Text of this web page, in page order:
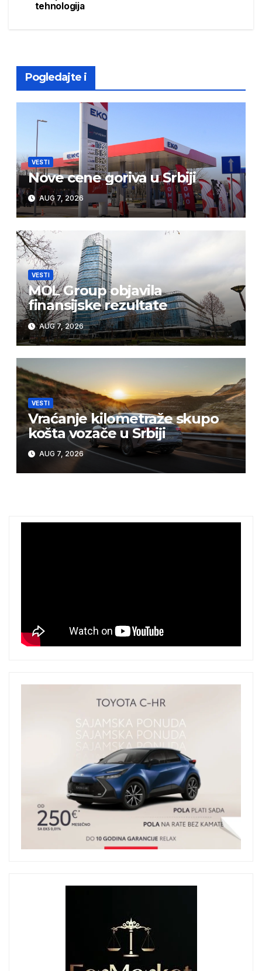
tehnologija
Pogledajte i
VESTI
Nove cene goriva u Srbiji
AUG 7, 2026
VESTI
MOL Group objavila
finansijske rezultate
AUG 7, 2026
VESTI
Vraćanje kilometraže skupo
košta vozače u Srbiji
AUG 7, 2026